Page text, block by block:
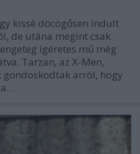
kissé döcögősen indult
de utána megint csak
ígéretes mű még
Tarzan, az X-Men,
gondoskodtak arról, hogy